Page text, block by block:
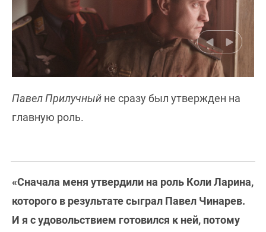
Павел Прилучный не сразу был утвержден на
главную роль.
«Сначала меня утвердили на роль Коли Ларина,
которого в результате сыграл Павел Чинарев.
И я с удовольствием готовился к ней, потому